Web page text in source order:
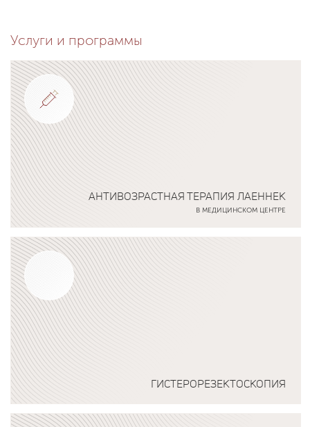
Услуги и программы
АНТИВОЗРАСТНАЯ ТЕРАПИЯ ЛАЕННЕК
В МЕДИЦИНСКОМ ЦЕНТРЕ
Подробнее о программе
ГИСТЕРОРЕЗЕКТОСКОПИЯ
Подробнее о программе